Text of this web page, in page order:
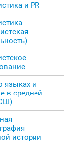
и PR
языках и
в средней
истории